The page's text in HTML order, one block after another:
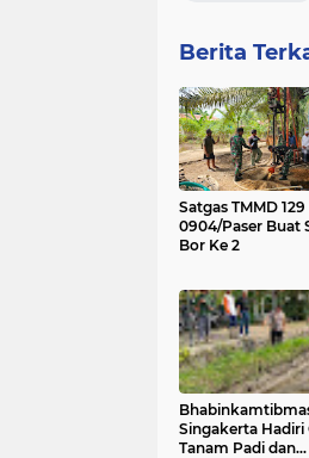
Berita
Satgas TMMD
0904/Paser Buat
Bor Ke 2
Singakerta Hadiri
Tanam Padi dan